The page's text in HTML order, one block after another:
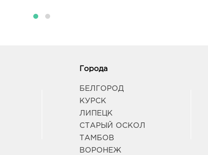
9:00
Курск Линия-1:
305023, Курская обл,
ул Энгельса, д. 70
9:00
Города
БЕЛГОРОД
КУРСК
ЛИПЕЦК
СТАРЫЙ ОСКОЛ
ТАМБОВ
ВОРОНЕЖ